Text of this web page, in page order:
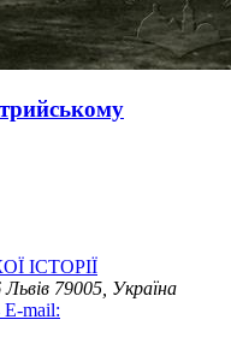
ІСТОРІЇ
Львів 79005, Україна
E-mail: